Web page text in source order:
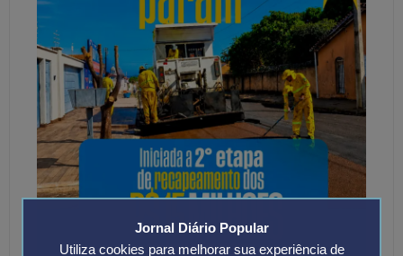
Jornal Diário Popular
Utiliza cookies para melhorar sua experiência de